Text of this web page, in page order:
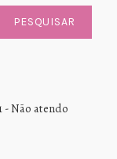
- Não atendo